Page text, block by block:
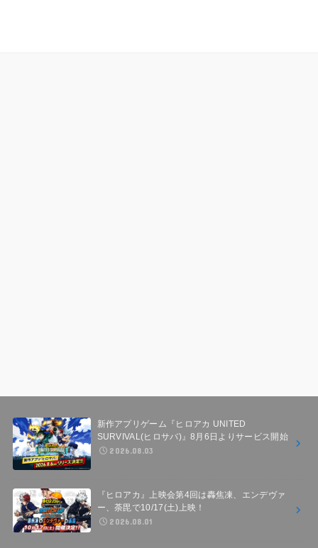
新作アプリゲーム『ヒロアカ UNITED
SURVIVAL(ヒロサバ)』8月6日よりサービス開始
2026.08.03
『ヒロアカ』上映会第4回は轟焦凍、エンデヴァ
ー、荼毘で10/17(土)上映！
2026.08.01